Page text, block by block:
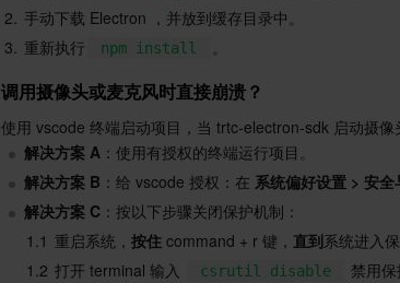
2. 手动下载 Electron ，并放到缓存目录中。
3. 重新执行 npm install 。
调用摄像头或麦克风时直接崩溃？
使用 vscode 终端启动项目，当 trtc-electron-sdk 启动摄像
解决方案 A ：使用有授权的终端运行项目。
解决方案 B ：给 vscode 授权：在 系统偏好设置 > 安全
解决方案 C ：按以下步骤关闭保护机制：
1.1 重启系统， 按住 command + r 键， 直到系统进入保
1.2 打开 terminal 输入 csrutil disable
禁用保